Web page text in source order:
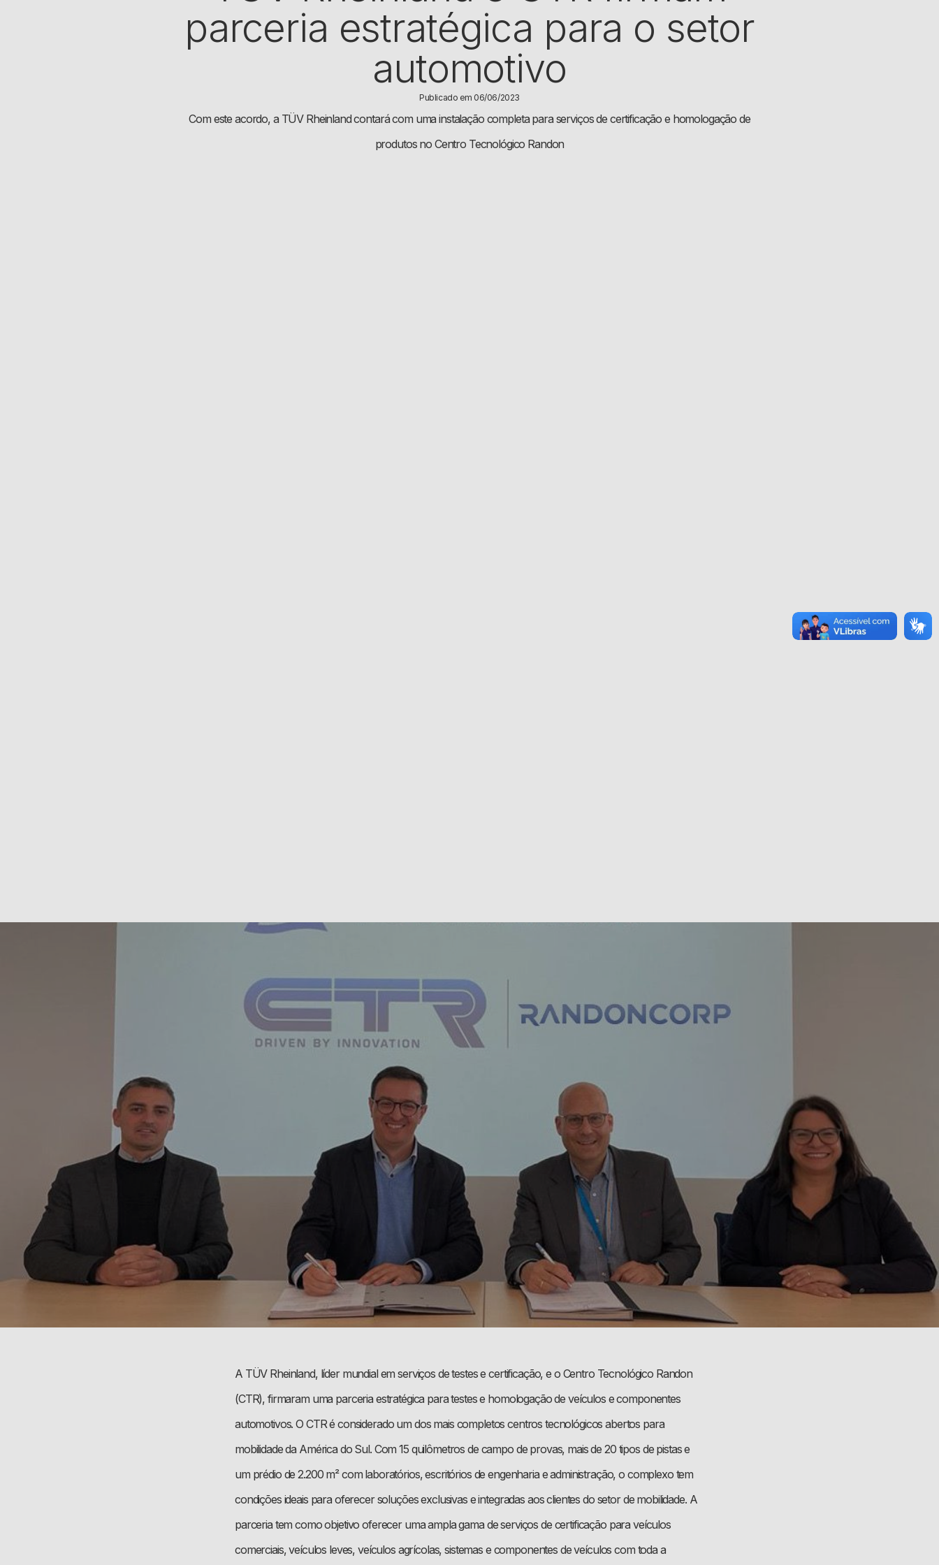
parceria estratégica para o setor
automotivo
Publicado em 06/06/2023
Com este acordo, a TÜV Rheinland contará com uma instalação completa para serviços de certificação e homologação de
produtos no Centro Tecnológico Randon
A TÜV Rheinland, líder mundial em serviços de testes e certificação, e o Centro Tecnológico Randon
(CTR), firmaram uma parceria estratégica para testes e homologação de veículos e componentes
automotivos. O CTR é considerado um dos mais completos centros tecnológicos abertos para
mobilidade da América do Sul. Com 15 quilômetros de campo de provas, mais de 20 tipos de pistas e
um prédio de 2.200 m² com laboratórios, escritórios de engenharia e administração, o complexo tem
condições ideais para oferecer soluções exclusivas e integradas aos clientes do setor de mobilidade. A
parceria tem como objetivo oferecer uma ampla gama de serviços de certificação para veículos
comerciais, veículos leves, veículos agrícolas, sistemas e componentes de veículos com toda a